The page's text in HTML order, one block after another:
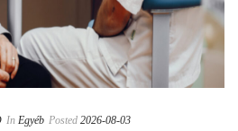
In Egyéb Posted 2026-08-03